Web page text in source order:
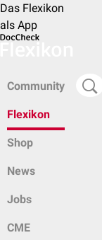
Das Flexikon
als App
Community
Flexikon
Shop
News
Jobs
CME